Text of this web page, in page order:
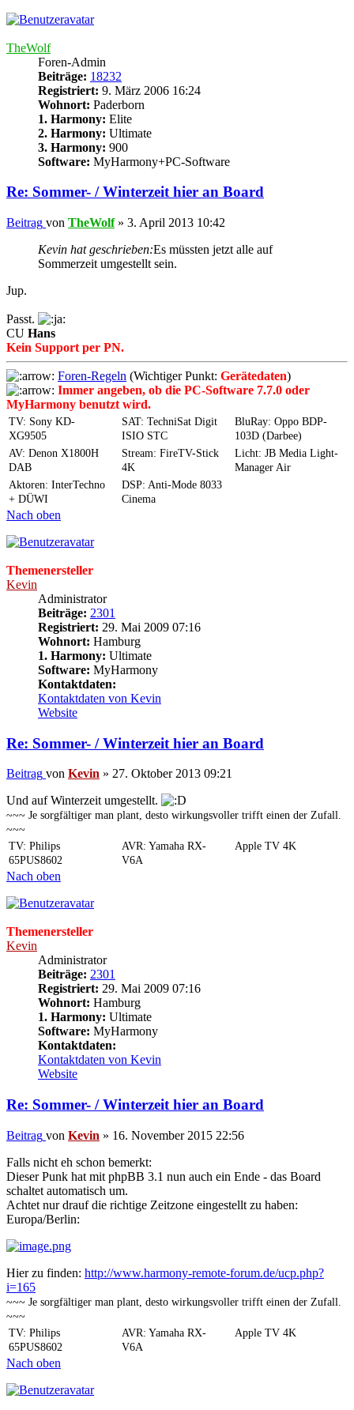
TheWolf
Foren-Admin
Beiträge: 18232
Registriert: 9. März 2006 16:24
Wohnort: Paderborn
1. Harmony: Elite
2. Harmony: Ultimate
3. Harmony: 900
Software: MyHarmony+PC-Software
Re: Sommer- / Winterzeit hier an Board
Beitrag von TheWolf» 3. April 2013 10:42
Kevin hat geschrieben:Es müssten jetzt alle auf
Sommerzeit umgestellt sein.
Jup.
Passt.
CU Hans
Kein Support per PN.
Foren-Regeln (Wichtiger Punkt: Gerätedaten)
Immer angeben, ob die PC-Software 7.7.0 oder
MyHarmony benutzt wird.
TV: Sony KD-
XG9505
SAT: TechniSat Digit
ISIO STC
BluRay: Oppo BDP-
103D (Darbee)
AV: Denon X1800H
DAB
Stream: FireTV-Stick
4K
Licht: JB Media Light-
Manager Air
Aktoren: InterTechno
+ DÜWI
DSP: Anti-Mode 8033
Cinema
Nach oben
Themenersteller
Kevin
Administrator
Beiträge: 2301
Registriert: 29. Mai 2009 07:16
Wohnort: Hamburg
1. Harmony: Ultimate
Software: MyHarmony
Kontaktdaten:
Kontaktdaten von Kevin
Website
Re: Sommer- / Winterzeit hier an Board
Beitrag von Kevin » 27. Oktober 2013 09:21
Und auf Winterzeit umgestellt.
~~~ Je sorgfältiger man plant, desto wirkungsvoller trifft einen der Zufall.
~~~
TV: Philips
65PUS8602
AVR: Yamaha RX-
V6A
Apple TV 4K
Nach oben
Themenersteller
Kevin
Administrator
Beiträge: 2301
Registriert: 29. Mai 2009 07:16
Wohnort: Hamburg
1. Harmony: Ultimate
Software: MyHarmony
Kontaktdaten:
Kontaktdaten von Kevin
Website
Re: Sommer- / Winterzeit hier an Board
Beitrag von Kevin » 16. November 2015 22:56
Falls nicht eh schon bemerkt:
Dieser Punk hat mit phpBB 3.1 nun auch ein Ende - das Board
schaltet automatisch um.
Achtet nur drauf die richtige Zeitzone eingestellt zu haben:
Europa/Berlin:
Hier zu finden: http://www.harmony-remote-forum.de/ucp.php?
i=165
~~~ Je sorgfältiger man plant, desto wirkungsvoller trifft einen der Zufall.
~~~
TV: Philips
65PUS8602
AVR: Yamaha RX-
V6A
Apple TV 4K
Nach oben